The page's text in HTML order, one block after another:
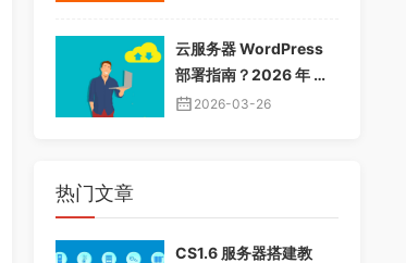
云服务器 WordPress
部署指南？2026 年 Wo
rdPress 安装配置教
2026-03-26
热门文章
CS1.6 服务器搭建教